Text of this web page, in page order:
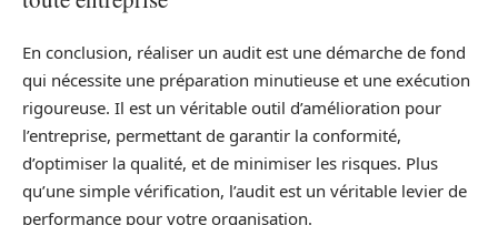
En conclusion, réaliser un audit est une démarche de fond
qui nécessite une préparation minutieuse et une exécution
rigoureuse. Il est un véritable outil d’amélioration pour
l’entreprise, permettant de garantir la conformité,
d’optimiser la qualité, et de minimiser les risques. Plus
qu’une simple vérification, l’audit est un véritable levier de
performance pour votre organisation.